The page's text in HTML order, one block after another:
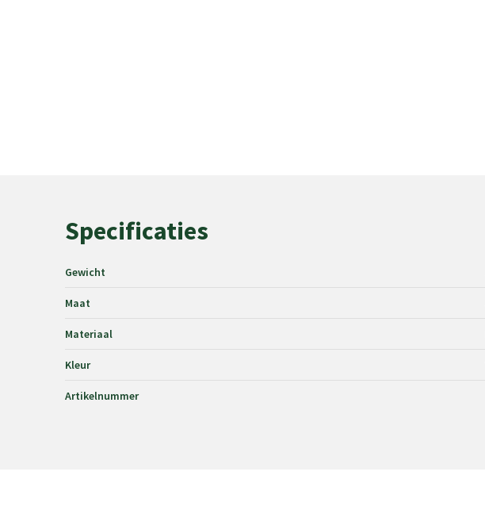
Specificaties
Gewicht
Maat
Materiaal
Kleur
Artikelnummer